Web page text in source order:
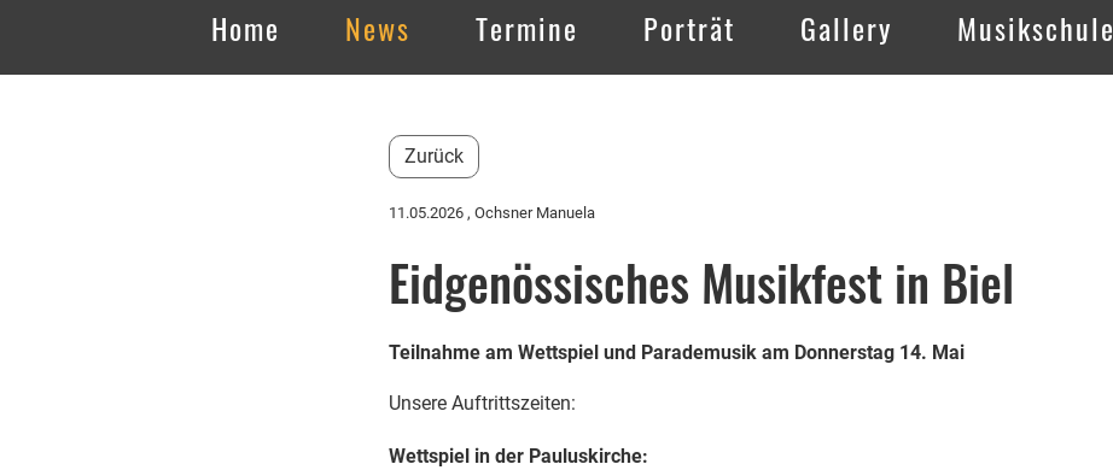
Home News Termine Porträt Gallery Musikschule
Zurück
11.05.2026, Ochsner Manuela
Eidgenössisches Musikfest in Biel
Teilnahme am Wettspiel und Parademusik am Donnerstag 14. Mai
Unsere Auftrittszeiten:
Wettspiel in der Pauluskirche: